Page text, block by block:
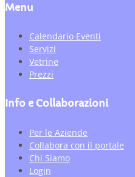
Menu
Calendario Eventi
Servizi
Vetrine
Prezzi
Info e Collaborazioni
Per le Aziende
Collabora con il portale
Chi Siamo
Login